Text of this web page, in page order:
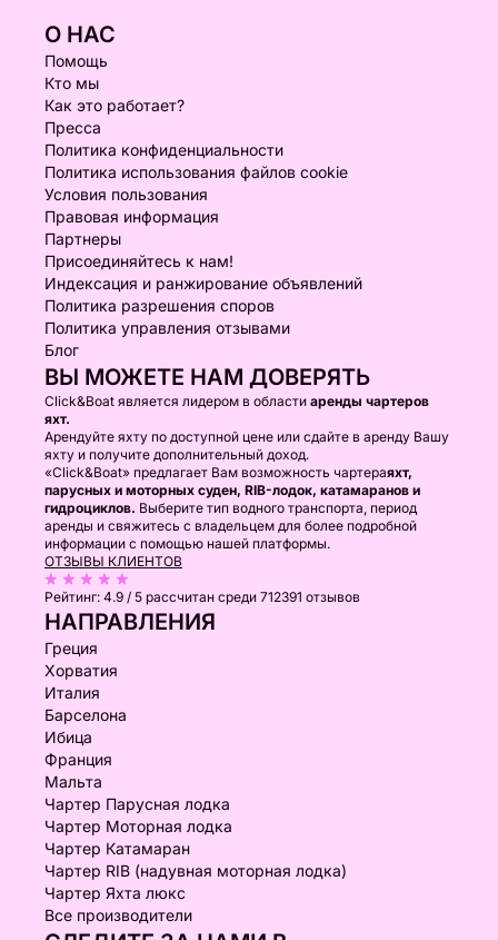
О НАС
Помощь
Кто мы
Как это работает?
Пресса
Политика конфиденциальности
Политика использования файлов cookie
Условия пользования
Правовая информация
Партнеры
Присоединяйтесь к нам!
Индексация и ранжирование объявлений
Политика разрешения споров
Политика управления отзывами
Блог
ВЫ МОЖЕТЕ НАМ ДОВЕРЯТЬ
Click&Boat является лидером в области аренды чартеров
яхт.
Арендуйте яхту по доступной цене или сдайте в аренду Вашу
яхту и получите дополнительный доход.
«Click&Boat» предлагает Вам возможность чартераяхт,
парусных и моторных суден, RIB-лодок, катамаранов и
гидроциклов. Выберите тип водного транспорта, период
аренды и свяжитесь с владельцем для более подробной
информации с помощью нашей платформы.
ОТЗЫВЫ КЛИЕНТОВ
Рейтинг: 4.9 / 5 рассчитан среди 712391 отзывов
НАПРАВЛЕНИЯ
Греция
Хорватия
Италия
Барселона
Ибица
Франция
Мальта
Чартер Парусная лодка
Чартер Моторная лодка
Чартер Катамаран
Чартер RIB (надувная моторная лодка)
Чартер Яхта люкс
Все производители